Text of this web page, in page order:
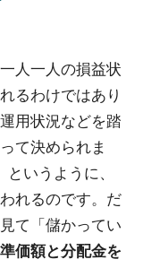
人一人の損益状
るわけではあり
用状況などを踏
て決められま
いうように、
れるのです。だ
て「儲かってい
準価額と分配金を